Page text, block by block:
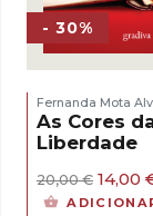
- 30%
Fernanda Mota
As Cores
Liberdade
20,00€ O
preço
14,00